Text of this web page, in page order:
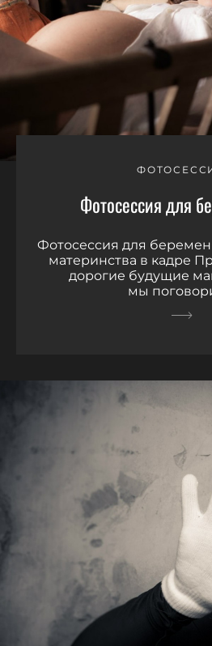
Фотосессия для
Фотосессия для
материнства в кадре
дорогие будущие
мы